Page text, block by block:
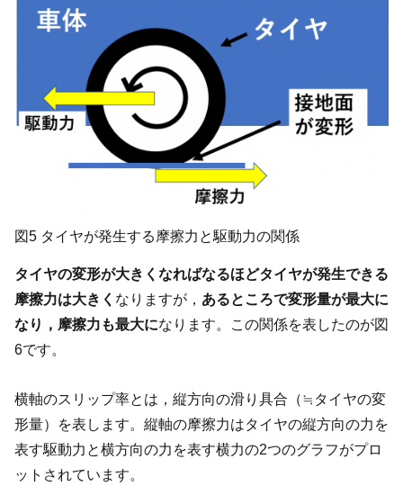
図5 タイヤが発生する摩擦力と駆動力の関係
タイヤの変形が大きくなればなるほどタイヤが発生できる
摩擦力は大きく なりますが， あるところで変形量が最大に
なり，摩擦力も最大になります。この関係を表したのが図
6です。
横軸のスリップ率とは，縦方向の滑り具合（≒タイヤの変
形量）を表します。縦軸の摩擦力はタイヤの縦方向の力を
表す駆動力と横方向の力を表す横力の2つのグラフがプロ
ットされています。